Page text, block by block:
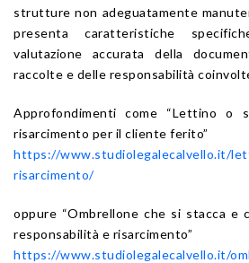
strutture non adeguatamente
presenta caratteristiche
valutazione accurata della
raccolte e delle responsabilità
Approfondimenti come “Lettino o
risarcimento per il cliente ferito”
https://www.studiolegalecalvello.it/
risarcimento/
oppure “Ombrellone che si stacca e
responsabilità e risarcimento”
https://www.studiolegalecalvello.it/